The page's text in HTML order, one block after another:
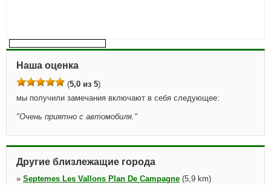
Наша оценка
(5,0 из 5)
мы получили замечания включают в себя следующее:
"Очень приятно с автомобиля. "
Другие близлежащие города
» Septemes Les Vallons Plan De Campagne (5,9 km)